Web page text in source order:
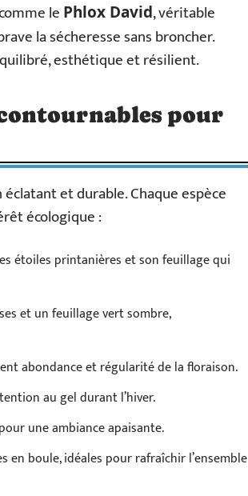
le Phlox David, véritable
la sécheresse sans broncher.
esthétique et résilient.
pour
et durable. Chaque espèce
écologique :
étoiles printanières et son feuillage qui
et un feuillage vert sombre,
abondance et régularité de la floraison.
au gel durant l’hiver.
une ambiance apaisante.
en boule, idéales pour rafraîchir l’ensemble